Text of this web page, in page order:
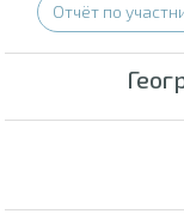
Отчёт по